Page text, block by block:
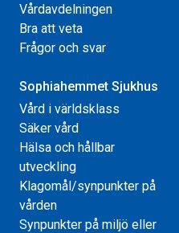
Vårdavdelningen
Bra att veta
Frågor och svar
Sophiahemmet Sjukhus
Vård i världsklass
Säker vård
Hälsa och hållbar
utveckling
Klagomål/synpunkter på
vården
Synpunkter på miljö eller